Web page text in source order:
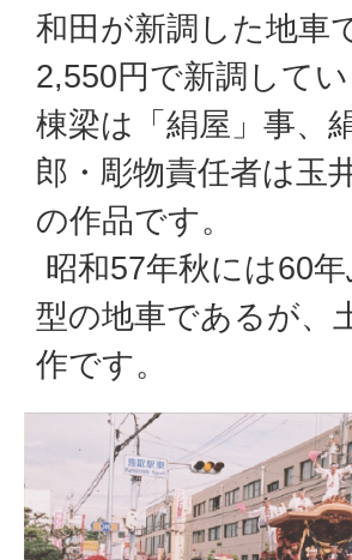
和田が新調した地車
2,550円で新調して
棟梁は「絹屋」事、
郎・彫物責任者は玉
の作品です。
昭和57年秋には60
型の地車であるが、
作です。